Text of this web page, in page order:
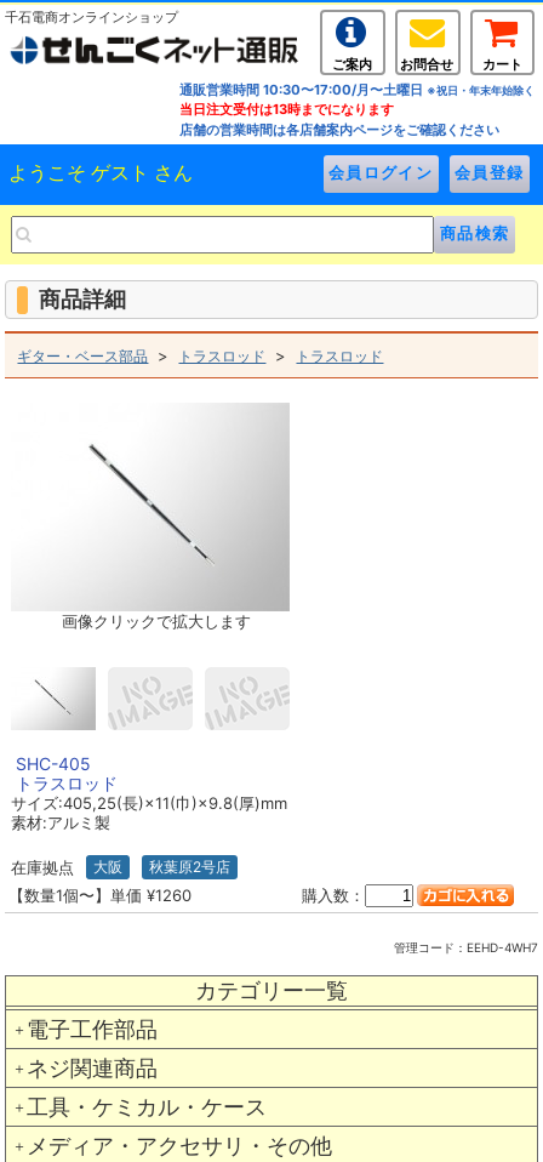
千石電商オンラインショップ
ご案内 お問合せ
カート
通販営業時間 10:30〜17:00/月〜土曜日 ※祝日・年末年始除く
当日注文受付は13時までになります
店舗の営業時間は各店舗案内ページをご確認ください
ようこそ ゲスト さん
カテゴリー一覧
＋ 電子工作部品
＋ ネジ関連商品
＋ 工具・ケミカル・ケース
＋ メディア・アクセサリ・その他
商品詳細
ギター・ベース部品 > トラスロッド > トラスロッド
画像クリックで拡大します
SHC-405
トラスロッド
サイズ:405,25(長)×11(巾)×9.8(厚)mm
素材:アルミ製
在庫拠点 大阪 秋葉原2号店
【数量1個〜】単価 ¥1260 購入数：
管理コード： EEHD-4WH7